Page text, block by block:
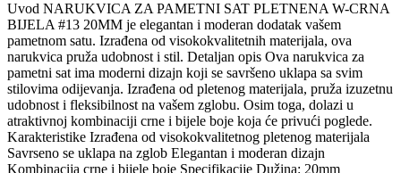
Uvod NARUKVICA ZA PAMETNI SAT PLETNENA W-CRNA
BIJELA #13 20MM je elegantan i moderan dodatak vašem
pametnom satu. Izrađena od visokokvalitetnih materijala, ova
narukvica pruža udobnost i stil. Detaljan opis Ova narukvica za
pametni sat ima moderni dizajn koji se savršeno uklapa sa svim
stilovima odijevanja. Izrađena od pletenog materijala, pruža izuzetnu
udobnost i fleksibilnost na vašem zglobu. Osim toga, dolazi u
atraktivnoj kombinaciji crne i bijele boje koja će privući poglede.
Karakteristike Izrađena od visokokvalitetnog pletenog materijala
Savrseno se uklapa na zglob Elegantan i moderan dizajn
Kombinacija crne i bijele boje Specifikacije Dužina: 20mm